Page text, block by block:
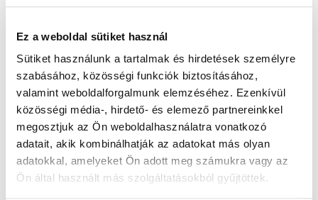
Ez a weboldal sütiket használ
Sütiket használunk a tartalmak és hirdetések személyre
szabásához, közösségi funkciók biztosításához,
valamint weboldalforgalmunk elemzéséhez. Ezenkívül
közösségi média-, hirdető- és elemező partnereinkkel
megosztjuk az Ön weboldalhasználatra vonatkozó
adatait, akik kombinálhatják az adatokat más olyan
adatokkal, amelyeket Ön adott meg számukra vagy az
Ön által használt más szolgáltatásokból gyűjtöttek.
Bejegyzés
navigáció
A siker egyik forrása
Professzionális szervezés
Vélemény, hozzászólás?
Az e-mail címet nem tesszük közzé.
A kötelező
mezőket *
karakterrel jelöltük